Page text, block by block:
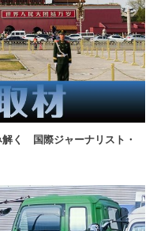
解く 国際ジャーナリスト・